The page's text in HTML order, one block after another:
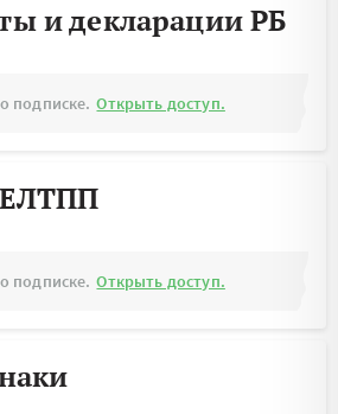
и декларации РБ
подписке. Открыть доступ.
подписке. Открыть доступ.